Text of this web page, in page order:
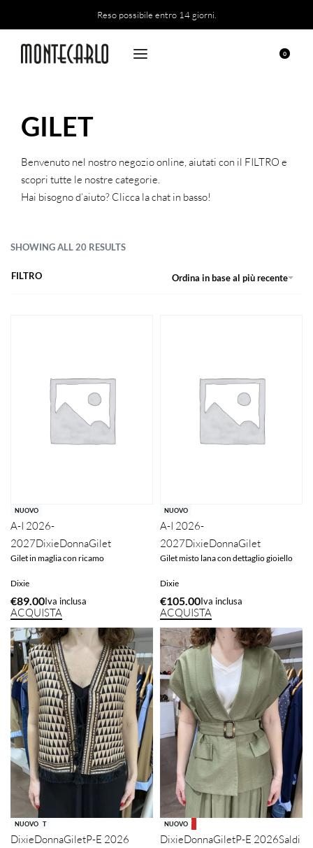
Reso possibile entro 14 giorni.
0
GILET
Benvenuto nel nostro negozio online, aiutati con il FILTRO e
scopri tutte le nostre categorie.
Hai bisogno d’aiuto? Clicca la chat in basso!
SHOWING ALL 20 RESULTS
Ordina in base al più recente
FILTRO
NUOVO
A-I 2026-
2027DixieDonnaGilet
Gilet in maglia con ricamo
Dixie
€89.00Iva inclusa
ACQUISTA
NUOVO
A-I 2026-
2027DixieDonnaGilet
Gilet misto lana con dettaglio gioiello
Dixie
€105.00Iva inclusa
ACQUISTA
SOLD OUT
NUOVO
DixieDonnaGiletP-E 2026
-40% OFF
NUOVO
DixieDonnaGiletP-E 2026Saldi